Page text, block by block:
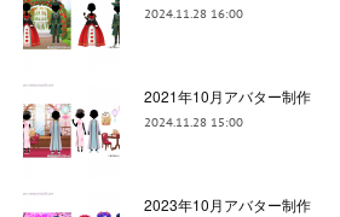
2024.11.28 16:00
2021年10月アバター制作
2024.11.28 15:00
2023年10月アバター制作